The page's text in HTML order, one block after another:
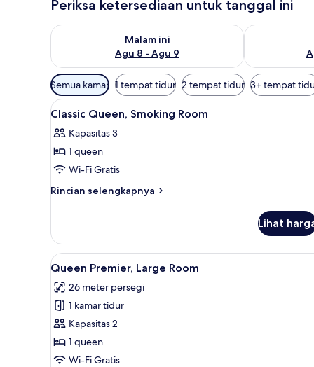
Periksa ketersediaan untuk tanggal ini
Malam ini
Agu 8 - Agu 9
Periksa ketersediaan untuk malam ini Agu 8 - Agu 9
Periksa
Filter
tersedia
untuk
Semua kamar 1 tempat tidur 2 tempat tidur 3+ tempat
Lihat
semua
foto
untuk
Classic
Queen,
Brankas, meja kerja, tirai
5
Classic Queen, Smoking Room
Kapasitas 3
1 queen
Wi-Fi Gratis
Rincian selengkapnya
Rincian
Classic
Queen,
Smoking
Lihat
Lihat
semua
foto
untuk
Queen
Premier,
Large
Brankas, meja kerja, tirai
7
Queen Premier, Large Room
26 meter persegi
1 kamar tidur
Kapasitas 2
1 queen
Wi-Fi Gratis